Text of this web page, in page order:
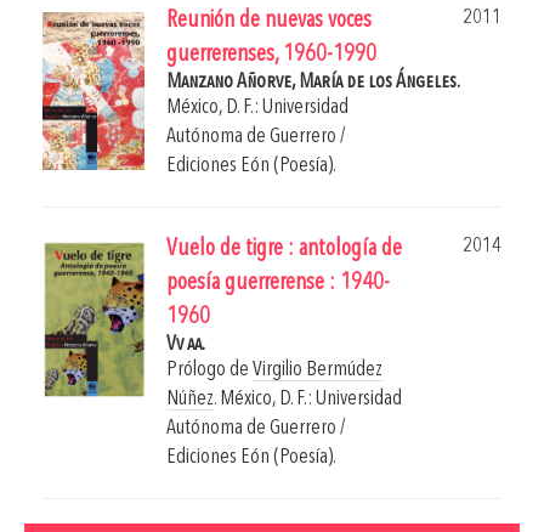
Reunión de nuevas voces
guerrerenses, 1960-1990
2011
Manzano Añorve, María de los Ángeles.
México, D. F.: Universidad
Autónoma de Guerrero /
Ediciones Eón (Poesía).
Vuelo de tigre : antología de
poesía guerrerense : 1940-
1960
2014
Vv aa.
Prólogo de Virgilio Bermúdez
Núñez. México, D. F.: Universidad
Autónoma de Guerrero /
Ediciones Eón (Poesía).